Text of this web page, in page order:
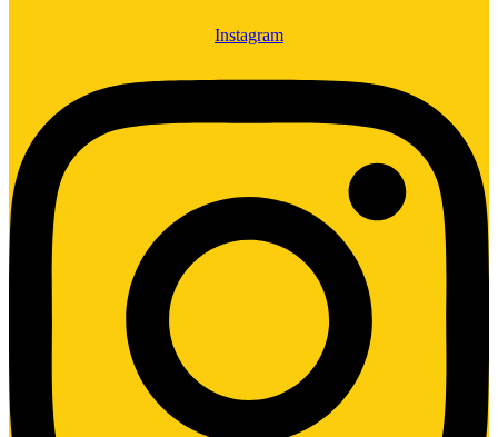
Instagram